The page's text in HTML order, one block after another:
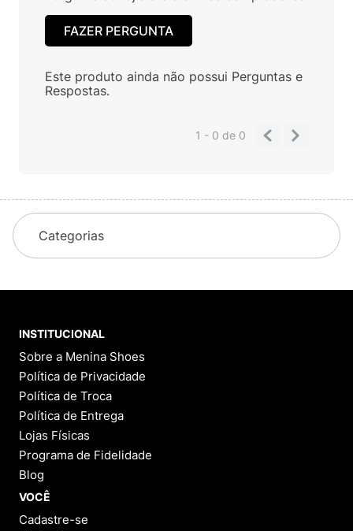
FAZER PERGUNTA
Este produto ainda não possui Perguntas e
Respostas.
1 - 0de 0
Categorias
INSTITUCIONAL
Sobre a Menina Shoes
Política de Privacidade
Política de Troca
Política de Entrega
Lojas Físicas
Programa de Fidelidade
Blog
VOCÊ
Cadastre-se